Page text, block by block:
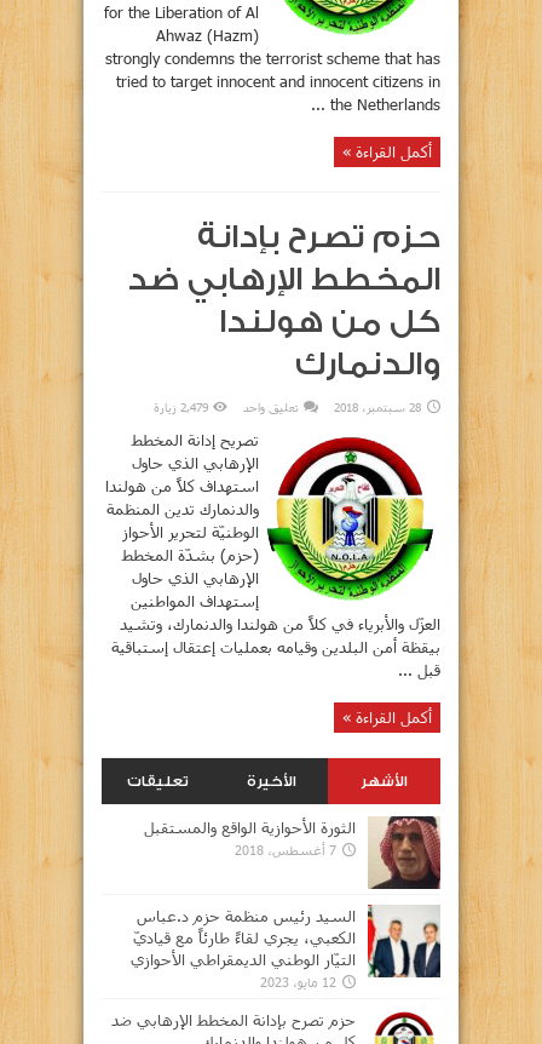
for the Liberation of Al
Ahwaz (Hazm)
strongly condemns the terrorist scheme that has
tried to target innocent and innocent citizens in
the Netherlands ...
أكمل القراءة »
حزم تصرح بإدانة
المخطط الإرهابي ضد
كل من هولندا
والدنمارك
28 سبتمبر، 2018 تعليق واحد 2,479 زيارة
تصريح إدانة المخطط
الإرهابي الذي حاول
استهداف كلاً من هولندا
والدنمارك تدين المنظمة
الوطنيّة لتحرير الأحواز
(حزم) بشدّة المخطط
الإرهابي الذي حاول
إستهداف المواطنين
العزّل والأبرياء في كلاً من هولندا والدنمارك، وتشيد
بيقظة أمن البلدين وقيامه بعمليات إعتقال إستباقية
قبل ...
أكمل القراءة »
الأشهر الأخيرة تعليقات
الثورة الأحوازية الواقع والمستقبل
7 أغسطس، 2018
السيد رئيس منظمة حزم د.عباس
الكعبي، يجري لقاءً طارئاً مع قياديّ
التيّار الوطني الديمقراطي الأحوازي
12 مايو، 2023
حزم تصرح بإدانة المخطط الإرهابي ضد